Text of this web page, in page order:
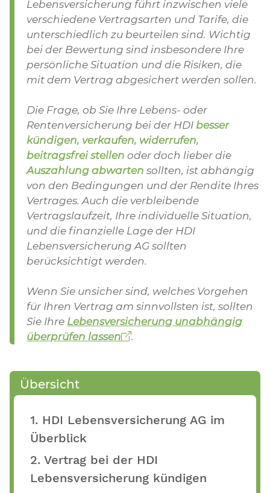
Lebensversicherung führt inzwischen viele
verschiedene Vertragsarten und Tarife, die
unterschiedlich zu beurteilen sind. Wichtig
bei der Bewertung sind insbesondere Ihre
persönliche Situation und die Risiken, die
mit dem Vertrag abgesichert werden sollen.
Die Frage, ob Sie Ihre Lebens- oder
Rentenversicherung bei der HDI besser
kündigen, verkaufen, widerrufen,
beitragsfrei stellen oder doch lieber die
Auszahlung abwarten sollten, ist abhängig
von den Bedingungen und der Rendite Ihres
Vertrages. Auch die verbleibende
Vertragslaufzeit, Ihre individuelle Situation,
und die finanzielle Lage der HDI
Lebensversicherung AG sollten
berücksichtigt werden.
Wenn Sie unsicher sind, welches Vorgehen
für Ihren Vertrag am sinnvollsten ist, sollten
Sie Ihre Lebensversicherung unabhängig
überprüfen lassen
.
Übersicht
1. HDI Lebensversicherung AG im
Überblick
2. Vertrag bei der HDI
Lebensversicherung kündigen